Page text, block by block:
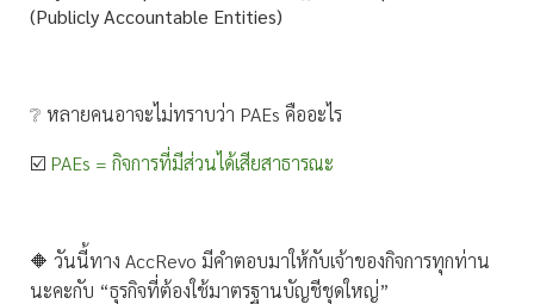
(Publicly Accountable Entities)
❔ หลายคนอาจะไม่ทราบว่า PAEs คืออะไร
☑️ PAEs = กิจการที่มีส่วนได้เสียสาธารณะ
🔶 วันนี้ทาง AccRevo มีคำตอบมาให้กับเจ้าของกิจการทุกท่าน
นะคะกับ “ธุรกิจที่ต้องใช้มาตรฐานบัญชีชุดใหญ่”